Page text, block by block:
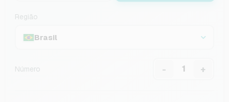
Região
Brasil
Número - +